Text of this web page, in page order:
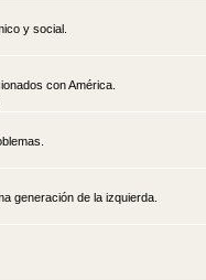
y social.
con América.
generación de la izquierda.